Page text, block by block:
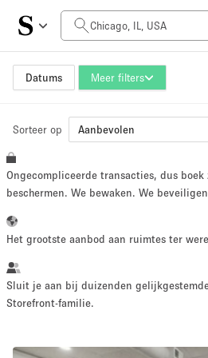
Datums Meer filters
Prijs per dag
$0
Grootte ruimte
100 sq ft
~ 13 mensen
Sorteer op Aanbevolen
Ongecompliceerde transacties, dus boek
beschermen. We bewaken. We
Het grootste aanbod aan ruimtes ter
Sluit je aan bij duizenden
Storefront-familie.